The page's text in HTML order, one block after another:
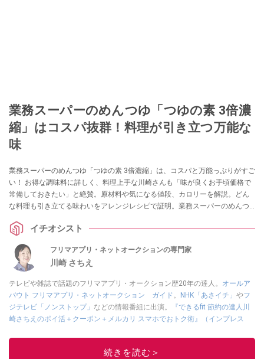
業務スーパーのめんつゆ「つゆの素 3倍濃
縮」はコスパ抜群！料理が引き立つ万能な
味
業務スーパーのめんつゆ「つゆの素 3倍濃縮」は、コスパと万能っぷりがすご
い！ お得な調味料に詳しく、料理上手な川崎さんも「味が良くお手頃価格で
常備しておきたい」と絶賛。原材料や気になる値段、カロリーを解説。どん
な料理も引き立てる味わいをアレンジレシピで証明。業務スーパーのめんつ
イチオシスト
フリマアプリ・ネットオークションの専門家
川崎 さちえ
テレビや雑誌で話題のフリマアプリ・オークション歴20年の達人。 オールア
バウト フリマアプリ・ネットオークション ガイド。 NHK「あさイチ」 やフ
ジテレビ「ノンストップ」 などの情報番組に出演。
『できるfit 節約の達人川
崎さちえのポイ活＋クーポン＋メルカリ スマホでおトク術』（インプレス
的に稼ぐ！』（翔泳社刊）
続きを読む＞